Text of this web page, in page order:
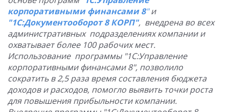
корпоративными финансами 8"и
"1С:Документооборот 8 КОРП", внедрена во всех
административных подразделениях компании и
охватывает более 100 рабочих мест.
Использование программы "1С:Управление
корпоративными финансами 8", позволило
сократить в 2,5 раза время составления бюджета
доходов и расходов, помогло выявить точки роста
для повышения прибыльности компании.